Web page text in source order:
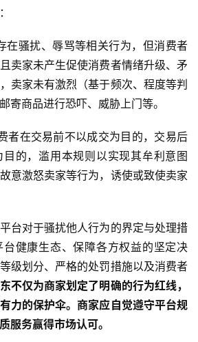
在骚扰、辱骂等相关行为，但消费者
卖家未产生促使消费者情绪升级、矛
卖家未有激烈（基于频次、程度等判
寄商品进行恐吓、威胁上门等。
者在交易前不以成交为目的，交易后
的，滥用本规则以实现其牟利意图
意激怒卖家等行为，诱使或致使卖家
台对于骚扰他人行为的界定与处理措
健康生态、保障各方权益的坚定决
级划分、严格的处罚措施以及消费者
不仅为商家划定了明确的行为红线，
力的保护伞。商家应自觉遵守平台规
服务赢得市场认可。